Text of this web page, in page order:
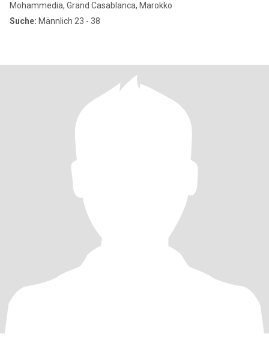
Mohammedia, Grand Casablanca, Marokko
Suche: Männlich 23 - 38